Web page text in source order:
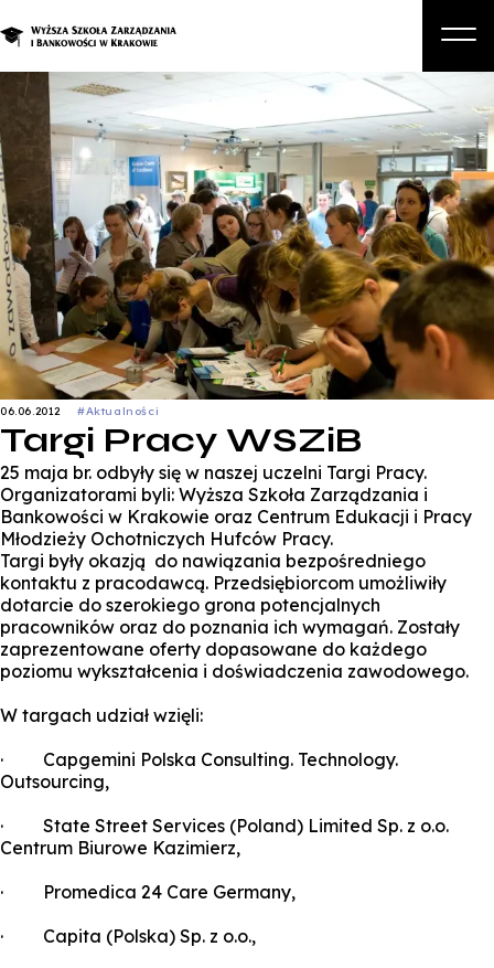
O nas
Studia
Studia podyplomowe i kursy
Kandydat
Student
Biznes
Zapisz się na studia
06.06.2012 #Aktualności
Targi Pracy WSZiB
25 maja br. odbyły się w naszej uczelni Targi Pracy.
Organizatorami byli: Wyższa Szkoła Zarządzania i
Bankowości w Krakowie oraz Centrum Edukacji i Pracy
Młodzieży Ochotniczych Hufców Pracy.
Targi były okazją do nawiązania bezpośredniego
kontaktu z pracodawcą. Przedsiębiorcom umożliwiły
dotarcie do szerokiego grona potencjalnych
pracowników oraz do poznania ich wymagań. Zostały
zaprezentowane oferty dopasowane do każdego
poziomu wykształcenia i doświadczenia zawodowego.
W targach udział wzięli:
· Capgemini Polska Consulting. Technology.
Outsourcing,
· State Street Services (Poland) Limited Sp. z o.o.
Centrum Biurowe Kazimierz,
· Promedica 24 Care Germany,
· Capita (Polska) Sp. z o.o.,